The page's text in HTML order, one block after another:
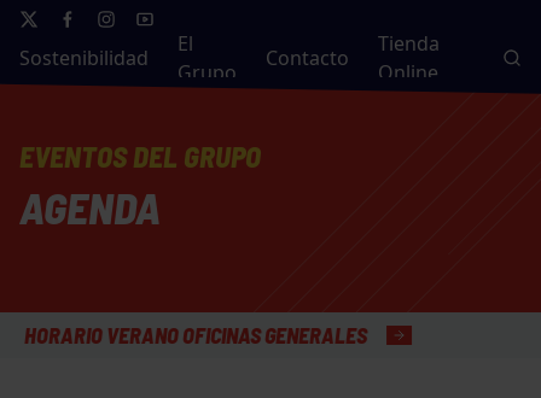
Sostenibilidad
El
Grupo
Contacto
Tienda
Online
EVENTOS DEL GRUPO
AGENDA
VERANO OFICINAS GENERALES